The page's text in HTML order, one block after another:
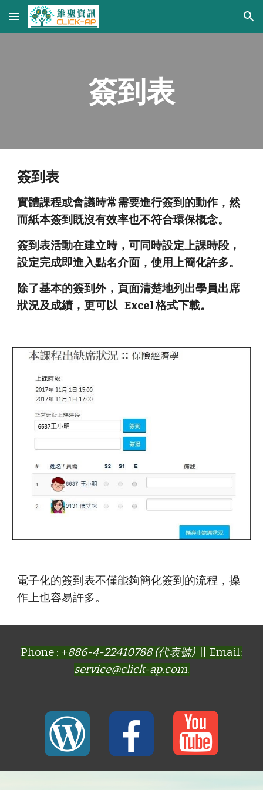
Skip to main content Skip to navigation
簽到表
簽到表
實體課程或會議時常需要進行簽到的動作，然
而紙本簽到既沒有效率也不符合環保概念。
簽到表活動在建立時，可同時設定上課時段，
設定完成即進入點名介面，使用上簡化許多。
除了基本的簽到外，頁面清楚地列出學員出席
狀況及成績，更可以 Excel 格式下載。
電子化的簽到表不僅能夠簡化簽到的流程，操
作上也容易許多。
Phone : +886-4-22410788 (代表號)|| Email:
service@click-ap.com.